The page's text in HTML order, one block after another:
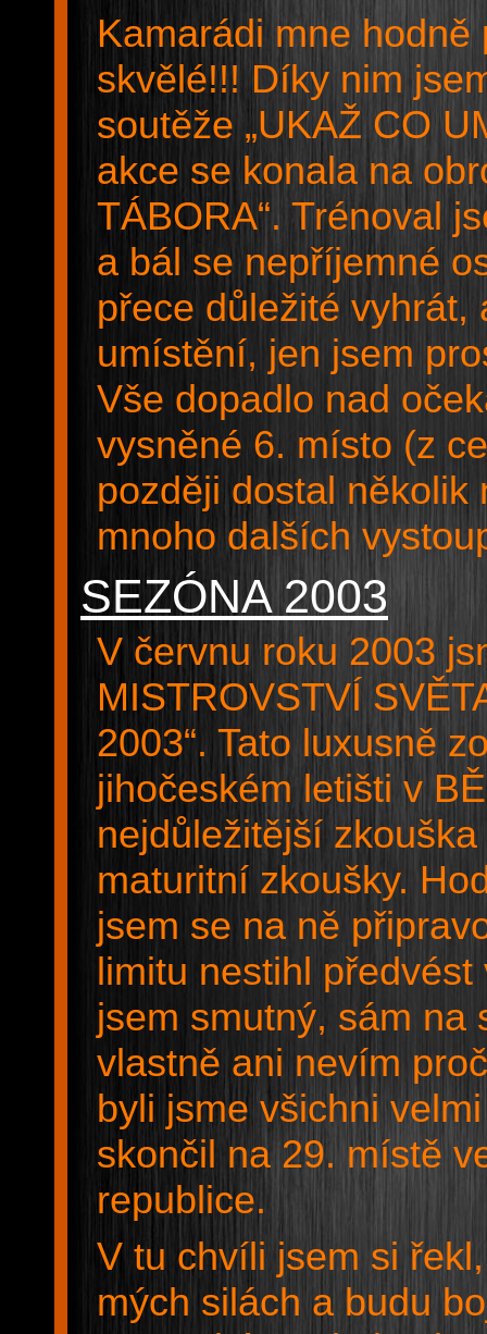
Kamarádi mne
skvělé!!! Díky nim
soutěže „UKAŽ CO
akce se konala na
TÁBORA“. Trénoval
a bál se nepříjemné
přece důležité vyhrát,
umístění, jen jsem
Vše dopadlo nad
vysněné 6. místo (z
později dostal
mnoho dalších
SEZÓNA 2003
V červnu roku 2003
MISTROVSTVÍ
2003“. Tato luxusně
jihočeském letišti v
nejdůležitější
maturitní zkoušky.
jsem se na ně
limitu nestihl
jsem smutný, sám na
vlastně ani nevím
byli jsme všichni
skončil na 29. místě
republice.
V tu chvíli jsem si
mých silách a budu